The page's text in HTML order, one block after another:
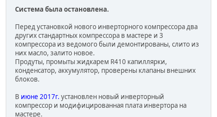
Система была остановлена.
Перед установкой нового инверторного компрессора два
других стандартных компрессора в мастере и 3
компрессора из ведомого были демонтированы, слито из
них масло, залито новое.
Продуты, промыты жидкарем R410 капиллярки,
конденсатор, аккумулятор, проверены клапаны внешних
блоков.
В июне 2017г. установлен новый инверторный
компрессор и модифицированная плата инвертора на
мастере.